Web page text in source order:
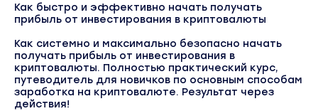
Как быстро и эффективно начать получать
прибыль от инвестирования в криптовалюты
Как системно и максимально безопасно начать
получать прибыль от инвестирования в
криптовалюты. Полностью практический курс,
путеводитель для новичков по основным способам
заработка на криптовалюте. Результат через
действия!